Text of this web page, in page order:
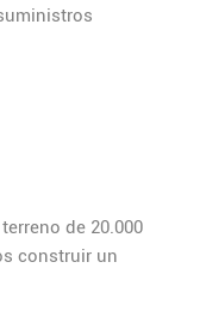
de 20.000
construir un